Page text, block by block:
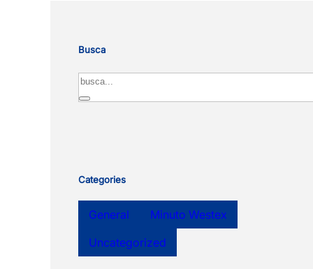
Busca
Search
Categories
General
Minuto Westex
Uncategorized